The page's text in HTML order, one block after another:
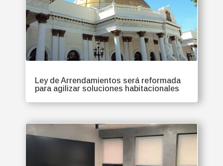
Ley de Arrendamientos será reformada
para agilizar soluciones habitacionales